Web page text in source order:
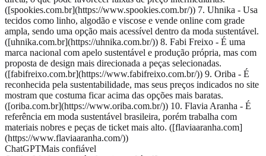
([spookies.com.br](https://www.spookies.com.br/)) 7. Uhnika - Usa
tecidos como linho, algodão e viscose e vende online com grade
ampla, sendo uma opção mais acessível dentro da moda sustentável.
([uhnika.com.br](https://uhnika.com.br/)) 8. Fabi Freixo - É uma
marca nacional com apelo sustentável e produção própria, mas com
proposta de design mais direcionada a peças selecionadas.
([fabifreixo.com.br](https://www.fabifreixo.com.br/)) 9. Oriba - É
reconhecida pela sustentabilidade, mas seus preços indicados no site
mostram que costuma ficar acima das opções mais baratas.
([oriba.com.br](https://www.oriba.com.br/)) 10. Flavia Aranha - É
referência em moda sustentável brasileira, porém trabalha com
materiais nobres e peças de ticket mais alto. ([flaviaaranha.com]
(https://www.flaviaaranha.com/))
ChatGPTMais confiável